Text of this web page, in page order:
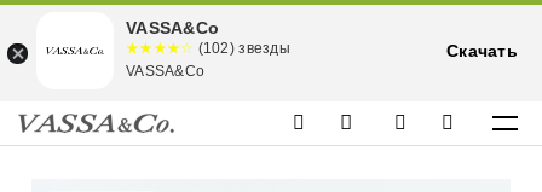
VASSA&Co
☆☆☆☆☆
★★★★
★
(102) звезды
VASSA&Co
Скачать